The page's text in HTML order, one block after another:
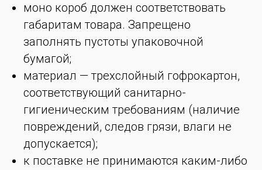
моно короб должен соответствовать
габаритам товара. Запрещено
заполнять пустоты упаковочной
бумагой;
материал — трехслойный гофрокартон,
соответствующий санитарно-
гигиеническим требованиям (наличие
повреждений, следов грязи, влаги не
допускается);
к поставке не принимаются каким-либо